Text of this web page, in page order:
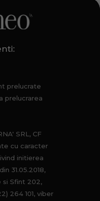
prelucrate
prelucrarea
SRL, CF
cu caracter
initierea
31.05.2018,
si Sfint 202,
264 101, viber